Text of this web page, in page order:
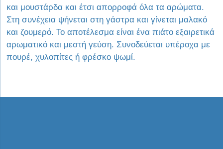
και μουστάρδα και έτσι απορροφά όλα τα αρώματα.
Στη συνέχεια ψήνεται στη γάστρα και γίνεται μαλακό
και ζουμερό. Το αποτέλεσμα είναι ένα πιάτο εξαιρετικά
αρωματικό και μεστή γεύση. Συνοδεύεται υπέροχα με
πουρέ, χυλοπίτες ή φρέσκο ψωμί.